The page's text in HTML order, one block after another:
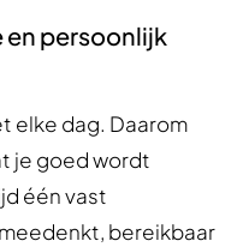
persoonlijk
elke dag. Daarom
je goed wordt
één vast
bereikbaar